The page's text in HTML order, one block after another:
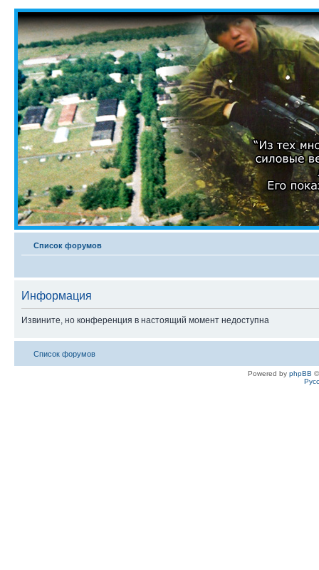
Список форумов
Информация
Извините, но конференция в настоящий момент недоступна
Список форумов
Powered by phpBB